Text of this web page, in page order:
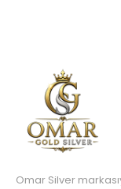
Omar Silver